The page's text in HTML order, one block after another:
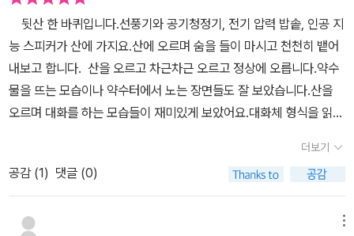
기억보다는 좋았던 것 그리고 감사한 일이 생각납니다.열일하느라
발갛게 익었던 전기 가전제품들은 어느새 시원한 바람에 열이 내렸
고....처음 상태로 상태로 돌아왔습니다.코로나19로 마스크를 쓰고 사
는 일상~~하루빨리 코로나19가 종식되면 좋겠어요.천고마비 계절
가을~~웅진주니어의 뒷산 한바퀴를 읽으면서 자연보호도 잘 해야
겠고,뒷산으로 올라가 시원한 바람도 쐬고 건강을 챙겨야겠다는 생각
을 해봅니다.내일은 5살언니와 살살 공원으로 산책 가야할까봐요.[출
판사로부터 도서 협찬을 받았고 본인의 주관적인 견해에 의하여 작성
뒷산 한 바퀴입니다.선풍기와 공기청정기, 전기 압력 밥솥, 인공 지
능 스피커가 산에 가지요.산에 오르며 숨을 들이 마시고 천천히 뱉어
내보고 합니다. 산을 오르고 차근차근 오르고 정상에 오릅니다.약수
물을 뜨는 모습이나 약수터에서 노는 장면들도 잘 보았습니다.​산을
오르며 대화를 하는 모습들이 재미있게 보았어요.대화체 형식을 읽어
서 아이랑 뒷산도 올라가 보았어요.​​ ​​[출판사로부터 도서 협찬을 받았
고 본인의 주관적인 견해에 의하여 작성함]
더보기
공감 (1) 댓글 (0)